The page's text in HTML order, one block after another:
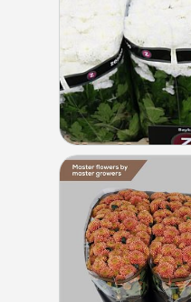
U moet